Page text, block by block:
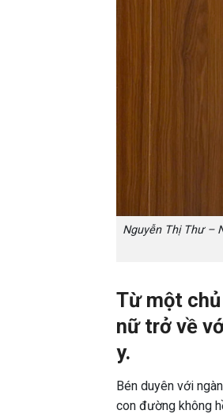
Nguyễn Thị Thư –
Từ một
nữ trở về
y.
Bén duyên với
con đường không